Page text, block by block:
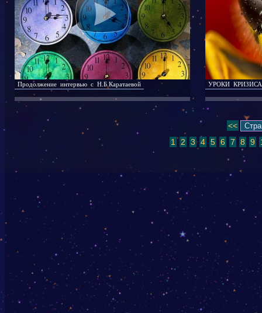
Продолжение интервью с Н.Б.Каратаевой УРОКИ
<<
1
2 3 4 5 6 7 8 9